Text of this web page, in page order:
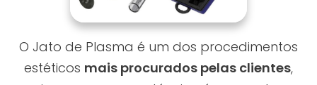
O Jato de Plasma é um dos procedimentos
estéticos mais procurados pelas clientes,